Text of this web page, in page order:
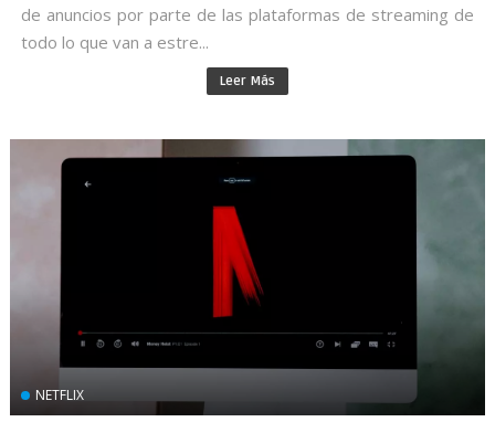
de anuncios por parte de las plataformas de streaming de
todo lo que van a estre...
Leer Más
NETFLIX